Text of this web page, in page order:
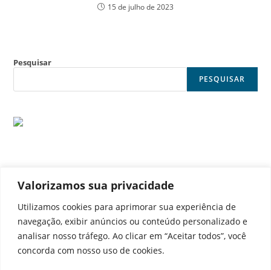
Valorizamos sua privacidade
Utilizamos cookies para aprimorar sua experiência de
navegação, exibir anúncios ou conteúdo personalizado e
analisar nosso tráfego. Ao clicar em “Aceitar todos”, você
concorda com nosso uso de cookies.
15 de julho de 2023
Pesquisar
PESQUISAR